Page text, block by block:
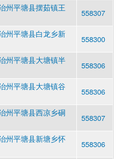
州平塘县摆茹镇王
558307
州平塘县白龙乡新
558300
州平塘县大塘镇半
558306
州平塘县大塘镇谷
558306
州平塘县西凉乡硐
558307
州平塘县新塘乡怀
558306